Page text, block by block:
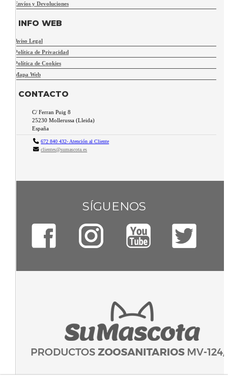
Envíos y Devoluciones
INFO WEB
Aviso Legal
Política de Privacidad
Política de Cookies
Mapa Web
CONTACTO
C/ Ferran Puig 8
25230 Mollerussa (Lleida)
España
672 840 432- Atención al Cliente
clientes@sumascota.es
SÍGUENOS